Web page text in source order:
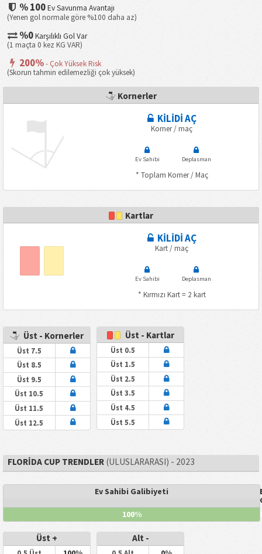
% 100Ev Savunma Avantajı
(Yenen gol normale göre %100 daha az)
%0Karşılıklı Gol Var
(1 maçta 0 kez KG VAR)
200%- Çok Yüksek Risk
(Skorun tahmin edilemezliği çok yüksek)
Kornerler
KİLİDİ AÇ
Korner / maç
Ev Sahibi Deplasman
* Toplam Korner / Maç
Kartlar
KİLİDİ AÇ
Kart / maç
Ev Sahibi Deplasman
* Kırmızı Kart = 2 kart
Üst - Kornerler
Üst 7.5
Üst 8.5
Üst 9.5
Üst 10.5
Üst 11.5
Üst 12.5
Üst - Kartlar
Üst 0.5
Üst 1.5
Üst 2.5
Üst 3.5
Üst 4.5
Üst 5.5
FLORIDA CUP TRENDLER(ULUSLARARASI) - 2023
Ev Sahibi Galibiyeti
100%
Üst + Alt -